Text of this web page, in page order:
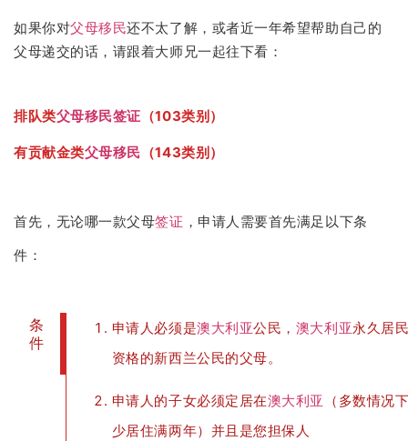
如果你对父母移民还不太了解，或者近一年希望帮助自己的
父母递交的话，请跟着大师兄一起往下看：
排队类父母移民签证 （103类别）
有贡献金类父母移民 （143类别）
首先，无论哪一款父母签证 ，申请人需要首先满足以下条
件：
条
件
申请人必须是澳大利亚公民， 澳大利亚永久居
资格的新西兰公民的父母。
申请人的子女必须定居在澳大利亚 （多数情况
少居住满两年）并且是您担保人